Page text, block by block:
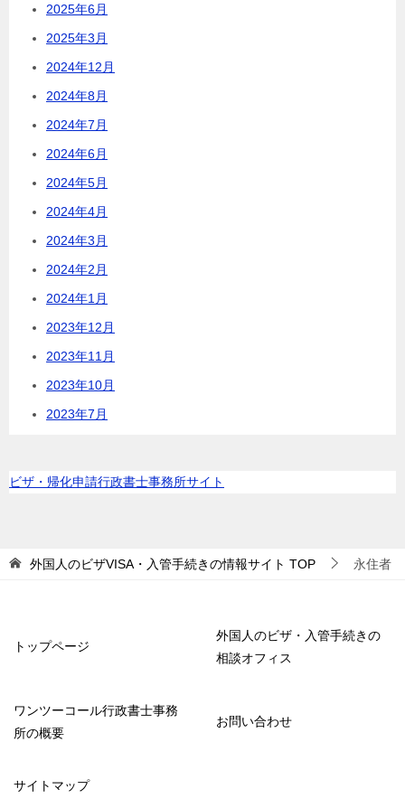
2025年6月
2025年3月
2024年12月
2024年8月
2024年7月
2024年6月
2024年5月
2024年4月
2024年3月
2024年2月
2024年1月
2023年12月
2023年11月
2023年10月
2023年7月
ビザ・帰化申請行政書士事務所サイト
外国人のビザVISA・入管手続きの情報サイト TOP 永住者
トップページ
外国人のビザ・入管手続きの
相談オフィス
ワンツーコール行政書士事務
所の概要
お問い合わせ
サイトマップ